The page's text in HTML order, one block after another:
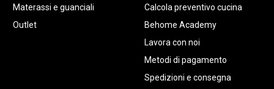
Materassi e guanciali
Outlet
Calcola preventivo cucina
Behome Academy
Lavora con noi
Metodi di pagamento
Spedizioni e consegna